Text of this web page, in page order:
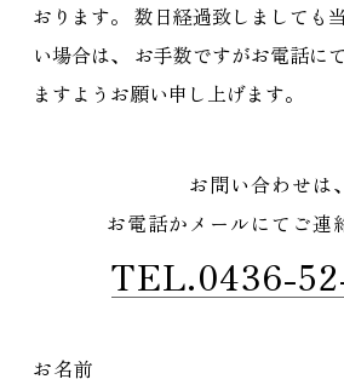
おります。 数日経過致しましても
い場合は、
お手数ですがお電話に
ますようお願い申し上げます。
お問い合わせは、
お電話かメールにてご連
TEL.0436-
お名前